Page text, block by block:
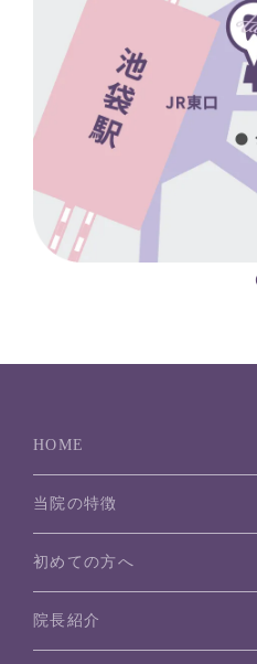
HOME
当院の特徴
初めての方へ
院長紹介